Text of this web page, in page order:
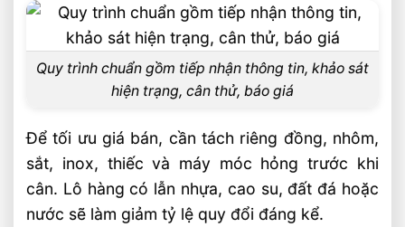
Quy trình chuẩn gồm tiếp nhận thông tin, khảo sát
hiện trạng, cân thử, báo giá
Để tối ưu giá bán, cần tách riêng đồng, nhôm,
sắt, inox, thiếc và máy móc hỏng trước khi
cân. Lô hàng có lẫn nhựa, cao su, đất đá hoặc
nước sẽ làm giảm tỷ lệ quy đổi đáng kể.